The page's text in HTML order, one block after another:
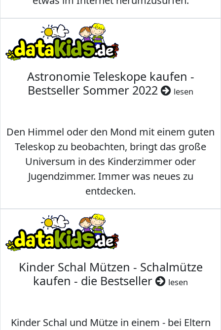
Astronomie Teleskope kaufen -
Bestseller Sommer 2022
lesen
Den Himmel oder den Mond mit einem guten
Teleskop zu beobachten, bringt das große
Universum in des Kinderzimmer oder
Jugendzimmer. Immer was neues zu
entdecken.
Kinder Schal Mützen - Schalmütze
kaufen - die Bestseller
lesen
Kinder Schal und Mütze in einem - bei Eltern